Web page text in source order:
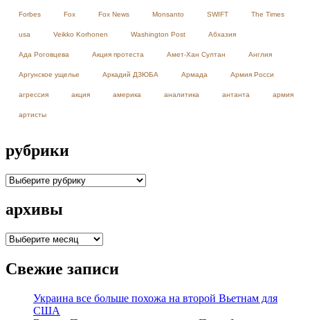
Forbes Fox Fox News Monsanto SWIFT The Times
usa Veikko Korhonen Washington Post Абхазия
Ада Роговцева Акция протеста Амет-Хан Султан Англия
Аргунское ущелье Аркадий ДЗЮБА Армада Армия Росси
агрессия акция америка аналитика антанта армия
артисты
рубрики
рубрики
архивы
архивы
Свежие записи
Украина все больше похожа на второй Вьетнам для
США